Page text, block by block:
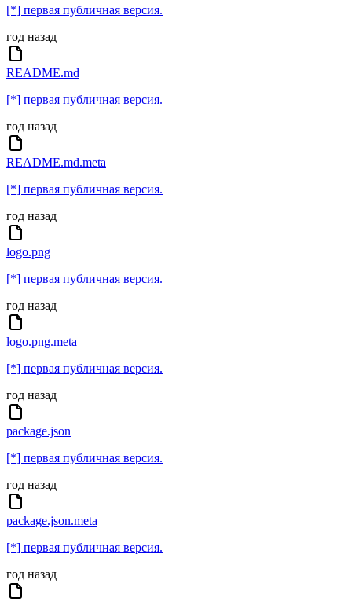
[*] первая публичная версия.
год назад
README.md
[*] первая публичная версия.
год назад
README.md.meta
[*] первая публичная версия.
год назад
logo.png
[*] первая публичная версия.
год назад
logo.png.meta
[*] первая публичная версия.
год назад
package.json
[*] первая публичная версия.
год назад
package.json.meta
[*] первая публичная версия.
год назад